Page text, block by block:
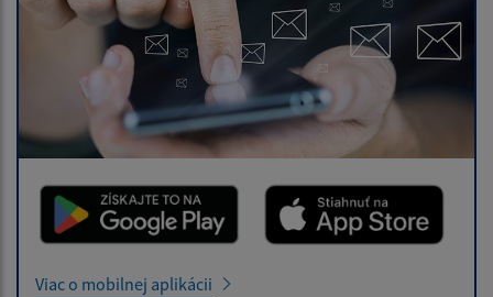
Viac o mobilnej aplikácii